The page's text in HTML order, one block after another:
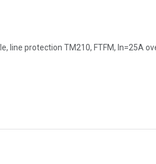
line protection TM210, FTFM, In=25A